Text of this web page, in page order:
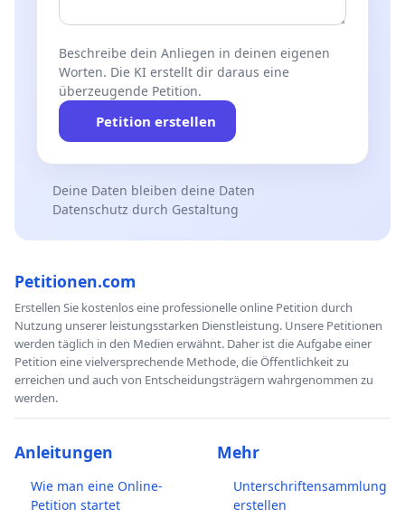
Beschreibe dein Anliegen in deinen eigenen
Worten. Die KI erstellt dir daraus eine
überzeugende Petition.
Petition erstellen
Deine Daten bleiben deine Daten
Datenschutz durch Gestaltung
Petitionen.com
Erstellen Sie kostenlos eine professionelle online Petition durch
Nutzung unserer leistungsstarken Dienstleistung. Unsere Petitionen
werden täglich in den Medien erwähnt. Daher ist die Aufgabe einer
Petition eine vielversprechende Methode, die Öffentlichkeit zu
erreichen und auch von Entscheidungsträgern wahrgenommen zu
werden.
Anleitungen
Wie man eine Online-
Petition startet
Mehr
Unterschriftensammlung
erstellen